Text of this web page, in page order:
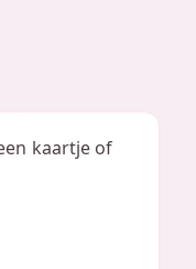
kaartje of